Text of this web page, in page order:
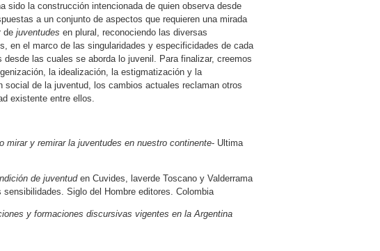
sido la construcción intencionada de quien observa desde
a un conjunto de aspectos que requieren una mirada
de juventudes en plural, reconociendo las diversas
en el marco de las singularidades y especificidades de cada
las cuales se aborda lo juvenil. Para finalizar, creemos
la idealización, la estigmatización y la
de la juventud, los cambios actuales reclaman otros
existente entre ellos.
mirar y remirar la juventudes en nuestro continente- Ultima
de juventuden Cuvides, laverde Toscano y Valderrama
Siglo del Hombre editores. Colombia
y formaciones discursivas vigentes en la Argentina